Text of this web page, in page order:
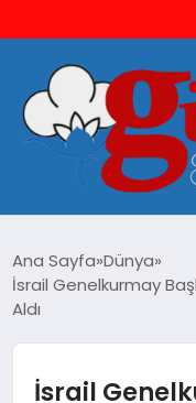
GÜNCEL
Ana Sayfa Dünya
İsrail Genelkurmay
Aldı
İsrail